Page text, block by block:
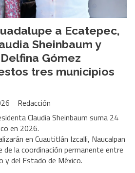
a Ecatepec,
Sheinbaum y
Gómez
tres municipios
Redacción
Claudia Sheinbaum suma 24
en 2026.
en Cuautitlán Izcalli, Naucalpan
la coordinación permanente entre
y del Estado de México.